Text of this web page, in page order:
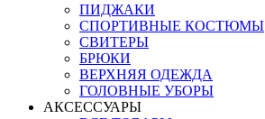
ПИДЖАКИ
СПОРТИВНЫЕ КОСТЮМЫ
СВИТЕРЫ
БРЮКИ
ВЕРХНЯЯ ОДЕЖДА
ГОЛОВНЫЕ УБОРЫ
АКСЕССУАРЫ